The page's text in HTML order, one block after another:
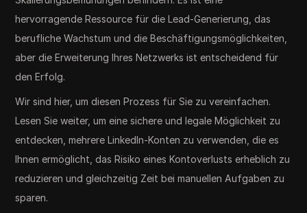
hervorragende Ressource für die Lead-Generierung, das
berufliche Wachstum und die Beschäftigungsmöglichkeiten,
aber die Erweiterung Ihres Netzwerks ist entscheidend für
den Erfolg.
Wir sind hier, um diesen Prozess für Sie zu vereinfachen.
Lesen Sie weiter, um eine sichere und legale Möglichkeit zu
entdecken, mehrere LinkedIn-Konten zu verwenden, die es
Ihnen ermöglicht, das Risiko eines Kontoverlusts erheblich zu
reduzieren und gleichzeitig Zeit bei manuellen Aufgaben zu
sparen.